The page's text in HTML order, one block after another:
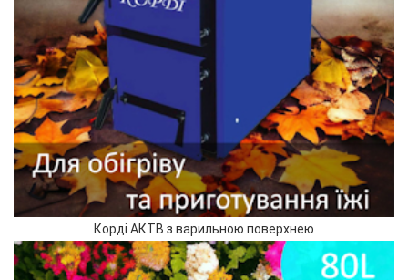
Корді АКТВ з варильною поверхнею